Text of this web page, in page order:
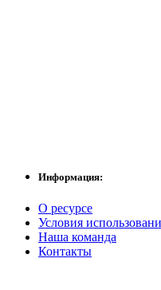
Информация:
О ресурсе
Условия
Наша команда
Контакты